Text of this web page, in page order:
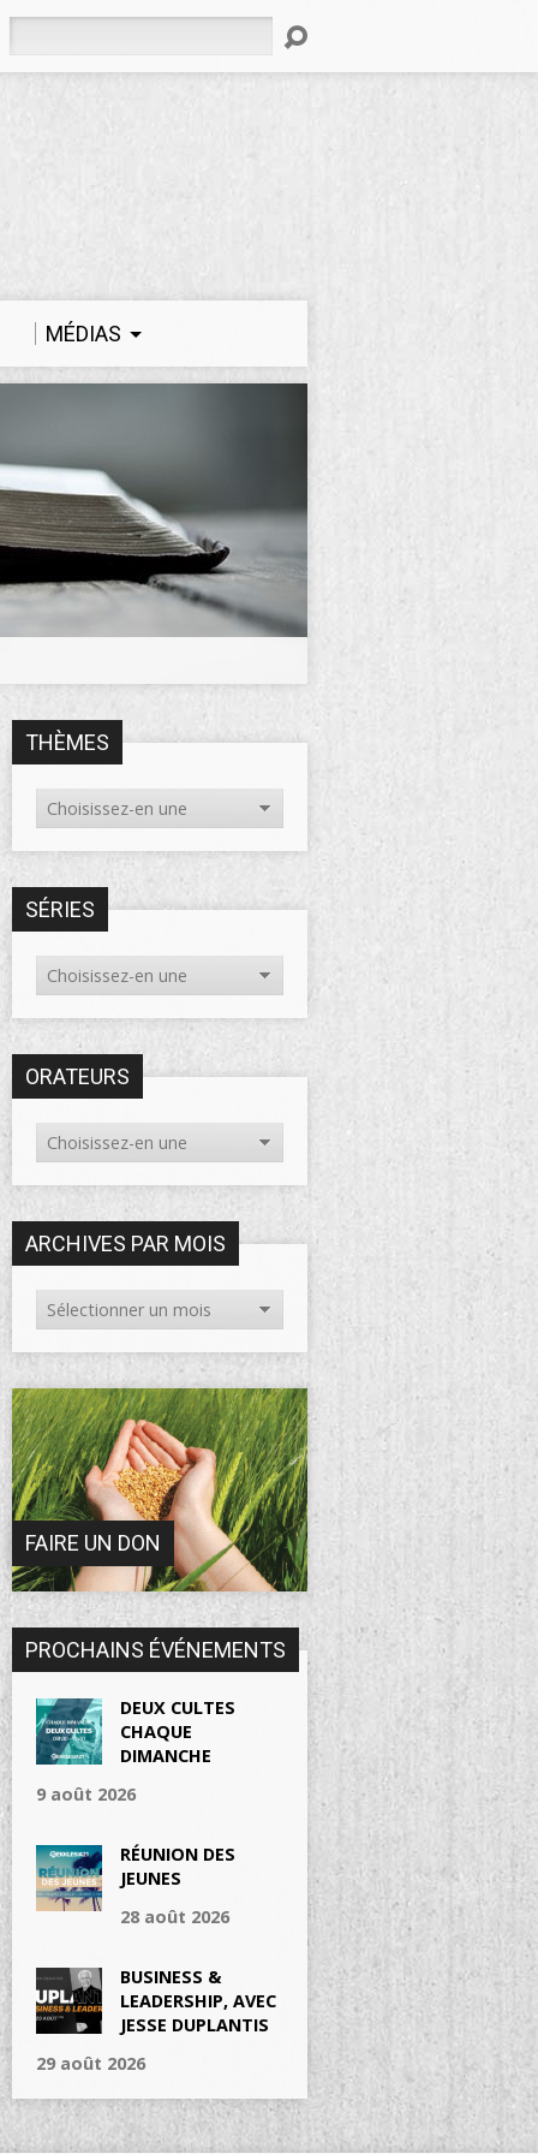
MÉDIAS
THÈMES
SÉRIES
ORATEURS
ARCHIVES PAR MOIS
FAIRE UN DON
PROCHAINS ÉVÉNEMENTS
DEUX CULTES
CHAQUE
DIMANCHE
9 août 2026
RÉUNION DES
JEUNES
28 août 2026
BUSINESS &
LEADERSHIP, AVEC
JESSE DUPLANTIS
29 août 2026